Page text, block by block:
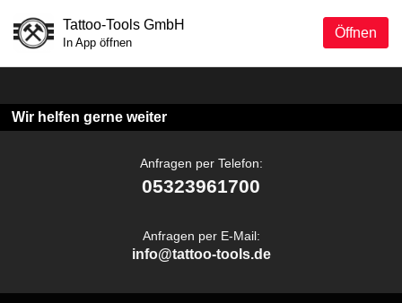
Öffnen
Tattoo-Tools GmbH
In App öffnen
Wir helfen gerne weiter
Anfragen per Telefon:
05323961700
Anfragen per E-Mail:
info@tattoo-tools.de